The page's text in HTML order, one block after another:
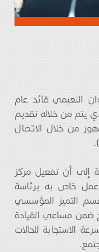
النعيمي قائد عام
يتم من خلاله تقديم
من خلال الاتصال
إلى أن تفعيل مركز
خاص به برئاسة
التميز المؤسسي
ضمن مساعي القيادة
الاستجابة للحالات